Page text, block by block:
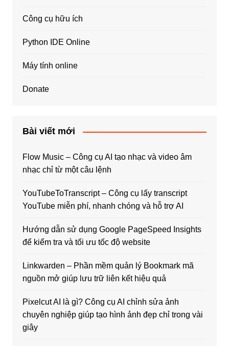
Công cụ hữu ích
Python IDE Online
Máy tính online
Donate
Bài viết mới
Flow Music – Công cụ AI tạo nhạc và video âm
nhạc chỉ từ một câu lệnh
YouTubeToTranscript – Công cụ lấy transcript
YouTube miễn phí, nhanh chóng và hỗ trợ AI
Hướng dẫn sử dụng Google PageSpeed Insights
để kiểm tra và tối ưu tốc độ website
Linkwarden – Phần mềm quản lý Bookmark mã
nguồn mở giúp lưu trữ liên kết hiệu quả
Pixelcut AI là gì? Công cụ AI chỉnh sửa ảnh
chuyên nghiệp giúp tạo hình ảnh đẹp chỉ trong vài
giây